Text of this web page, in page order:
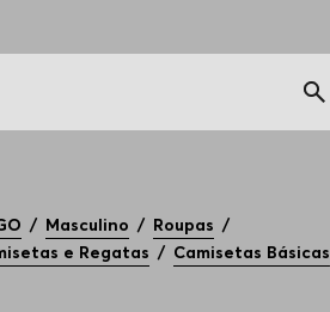
Masculino
Roupas
e Regatas
Camisetas Básicas